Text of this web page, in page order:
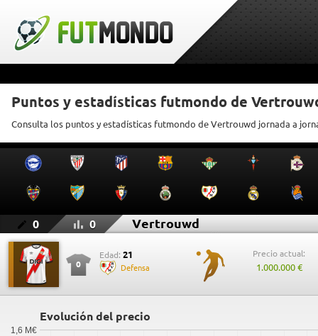
Puntos y estadísticas futmondo de
Consulta los puntos y estadísticas futmondo de Vertrouwd jornada a
0 0 Vertrouwd
0
Edad: 21
Defensa
Precio actual:
1.000.000 €
Evolución del precio
1,6 M€